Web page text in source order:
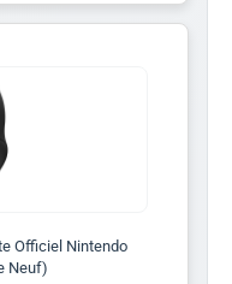
Officiel Nintendo
Neuf)